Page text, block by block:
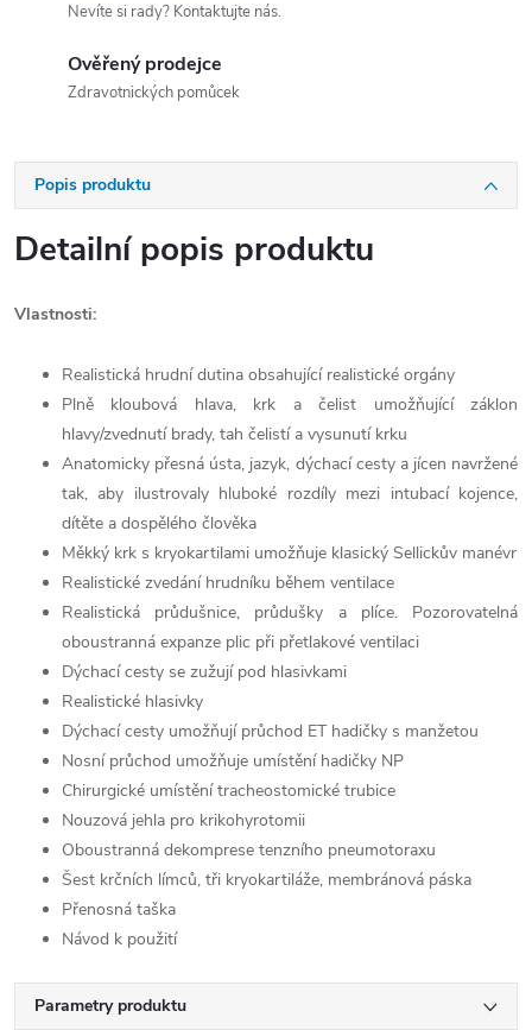
Nevíte si rady? Kontaktujte nás.
Ověřený prodejce
Zdravotnických pomůcek
Popis produktu
Detailní popis produktu
Vlastnosti:
Realistická hrudní dutina obsahující realistické orgány
Plně kloubová hlava, krk a čelist umožňující záklon
hlavy/zvednutí brady, tah čelistí a vysunutí krku
Anatomicky přesná ústa, jazyk, dýchací cesty a jícen navržené
tak, aby ilustrovaly hluboké rozdíly mezi intubací kojence,
dítěte a dospělého člověka
Měkký krk s kryokartilami umožňuje klasický Sellickův manévr
Realistické zvedání hrudníku během ventilace
Realistická průdušnice, průdušky a plíce. Pozorovatelná
oboustranná expanze plic při přetlakové ventilaci
Dýchací cesty se zužují pod hlasivkami
Realistické hlasivky
Dýchací cesty umožňují průchod ET hadičky s manžetou
Nosní průchod umožňuje umístění hadičky NP
Chirurgické umístění tracheostomické trubice
Nouzová jehla pro krikohyrotomii
Oboustranná dekomprese tenzního pneumotoraxu
Šest krčních límců, tři kryokartiláže, membránová páska
Přenosná taška
Návod k použití
Parametry produktu